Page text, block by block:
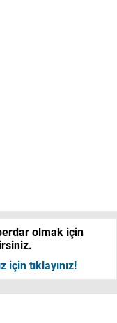
olmak için
için tıklayınız!